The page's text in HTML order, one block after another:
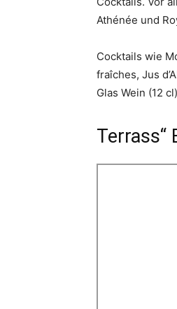
Athénée und
Cocktails wie
fraîches, Jus
Glas Wein (12
Terrass“